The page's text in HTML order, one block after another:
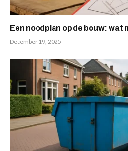
Een noodplan op de bouw: wat
December 19, 2025